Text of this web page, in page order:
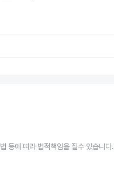
등에 따라 법적책임을 질수 있습니다.